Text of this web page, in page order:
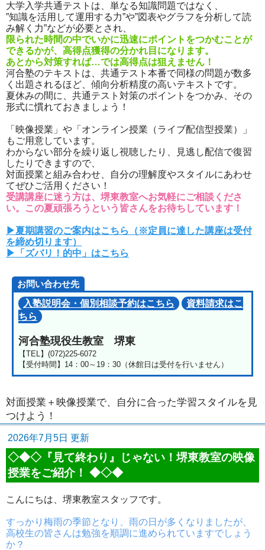
大学入学共通テストは、単なる知識問題ではなく、
”知識を活用して運用する力”や”図表やグラフを分析して読
み解く力”などが必要とされ、
限られた時間の中でいかに迅速にポイントをつかむことが
できるかが、高得点獲得の分かれ目になります。
あとから対策すれば…では高得点は狙えません！
河合塾のテキストは、共通テスト本番で同様の問題が数多
く出題されるほど、傾向分析精度の高いテキストです。
夏休みの間に、共通テスト対策のポイントをつかみ、その
形式に慣れておきましょう！
「映像授業」や「オンライン授業（ライブ配信型授業）」
もご用意しています。
わからない部分を繰り返し視聴したり、見逃し配信で復習
したりできますので、
対面授業と組み合わせ、自分の理解度やスタイルにあわせ
てぜひご活用ください！
受講講座に迷う方は、堺東教室へお気軽にご相談くださ
い。この夏頑張ろうという皆さんをお待ちしています！
▶夏期講習のご案内はこちら（※定員に達した講座は受付
を締め切ります）
▶「ズバリ！的中」はこちら
お問い合わせ先
入塾説明会・個別相談予約はこちら
資料請求はこ
ちら
河合塾現役生教室 堺東
【TEL】(072)225-6072
【受付時間】14：00～19：30（休館日は受付を行いません）
対面授業＋映像授業で、自分に合った学習スタイルを見
つけよう！
2026年7月5日 更新
◇◆◇『見て終わり』じゃない！堺東教室の映像
授業をご紹介！ ◆◇◆
こんにちは、堺東教室スタッフです。
すっかり梅雨の季節となり、雨の日が多くなりましたが、
高校生の皆さんは勉強を順調に進められていますでしょう
か？